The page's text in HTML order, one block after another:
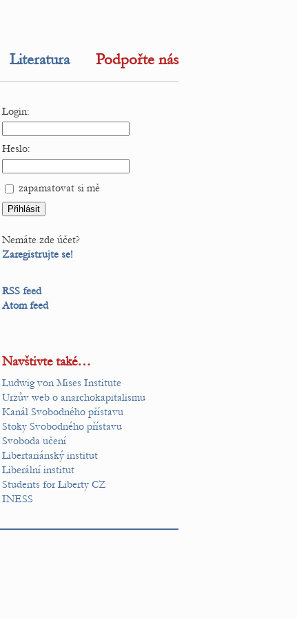
Literatura Podpořte nás
Login:
Heslo:
zapamatovat si mě
Nemáte zde účet?
Zaregistrujte se!
RSS feed
Atom feed
Navštivte také…
Ludwig von Mises Institute
Urzův web o anarchokapitalismu
Kanál Svobodného přístavu
Stoky Svobodného přístavu
Svoboda učení
Libertariánský institut
Liberální institut
Students for Liberty CZ
INESS